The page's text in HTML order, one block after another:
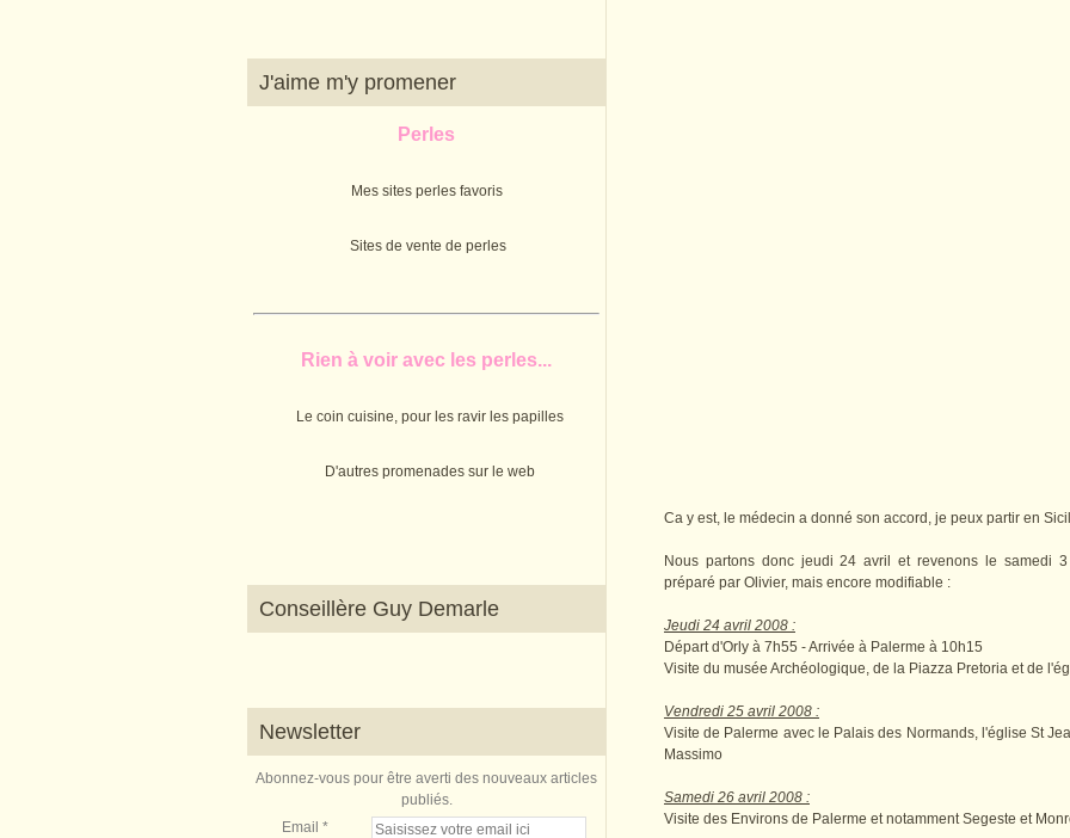
J'aime m'y promener
Perles
Mes sites perles favoris
Sites de vente de perles
Rien à voir avec les perles...
Le coin cuisine, pour les ravir les papilles
D'autres promenades sur le web
Conseillère Guy Demarle
Newsletter
Abonnez-vous pour être averti des nouveaux articles
publiés.
Email
Ca y est, le médecin a donné son accord, je peux partir en
Nous partons donc jeudi 24 avril et revenons le samedi
préparé par Olivier, mais encore modifiable :
Jeudi 24 avril 2008 :
Départ d'Orly à 7h55 - Arrivée à Palerme à 10h15
Visite du musée Archéologique, de la Piazza Pretoria et de
Vendredi 25 avril 2008 :
Visite de Palerme avec le Palais des Normands, l'église St
Massimo
Samedi 26 avril 2008 :
Visite des Environs de Palerme et notamment Segeste et